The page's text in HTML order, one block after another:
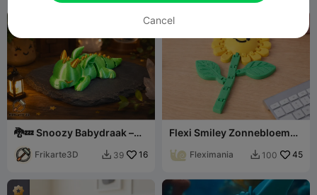
🐉💤 Snoozy Babydraak –
Place Draak
Frikarte3D  39 16
Flexi Smiley Zonnebloem
Fleximania  100 45
Cancel